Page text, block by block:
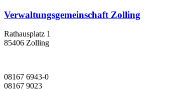
Verwaltungsgemeinschaft Zolling
Rathausplatz 1
85406 Zolling
08167 6943-0
08167 9023